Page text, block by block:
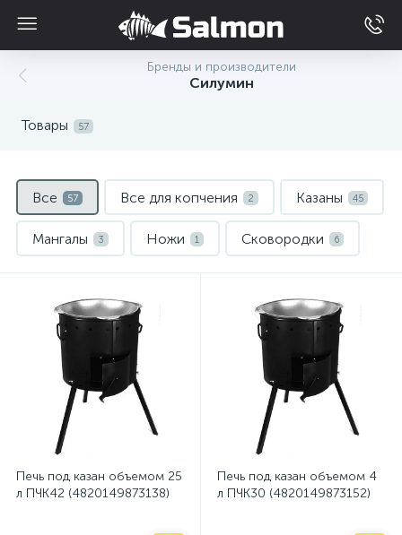
Бренды и производители
Силумин
Товары 57
Все 57 Все для копчения 2 Казаны 45
Мангалы 3 Ножи 1 Сковородки 6
Печь под казан объемом 25
л ПЧК42 (4820149873138)
Печь под казан объемом 4
л ПЧК30 (4820149873152)